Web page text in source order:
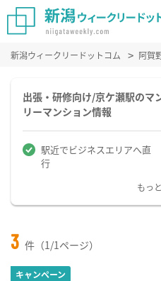
新潟ウィークリードットコム 阿賀
出張・研修向け/京ケ瀬駅のマ
リーマンション情報
駅近でビジネスエリアへ直
行
もっ
3 件（1/1ページ）
キャンペーン